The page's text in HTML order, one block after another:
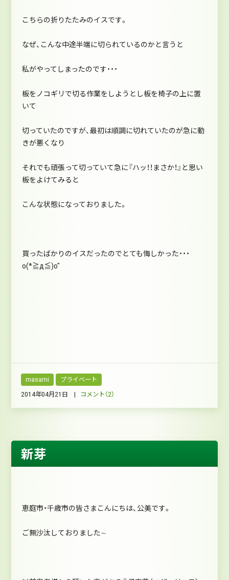
こちらの折りたたみのイスです。
なぜ、こんな中途半端に切られているのかと言うと
私がやってしまったのです・・・
板をノコギリで切る作業をしようとし板を椅子の上に置
いて
切っていたのですが、最初は順調に切れていたのが急に動
きが悪くなり
それでも頑張って切っていて急に『ハッ！！まさか！』と思い
板をよけてみると
こんな状態になっておりました。
買ったばかりのイスだったのでとても悔しかった・・・
o(*≧д≦)o″
masami プライベート
2014年04月21日 | コメント（2）
新芽
恵庭市・千歳市の皆さまこんにちは、公美です。
ご無沙汰しておりました∼